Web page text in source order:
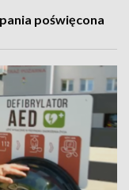
poświęcona